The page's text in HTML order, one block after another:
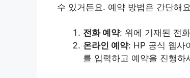
수 있거든요. 예약 방법은 간단해
전화 예약: 위에 기재된 전
온라인 예약: HP 공식 웹사
를 입력하고 예약을 진행하